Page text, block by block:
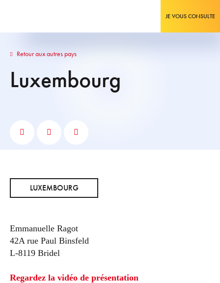
JE VOUS CONSULTE
Retour aux autres pays
Luxembourg
LUXEMBOURG
Emmanuelle Ragot
42A rue Paul Binsfeld
L-8119 Bridel
Regardez la vidéo de présentation